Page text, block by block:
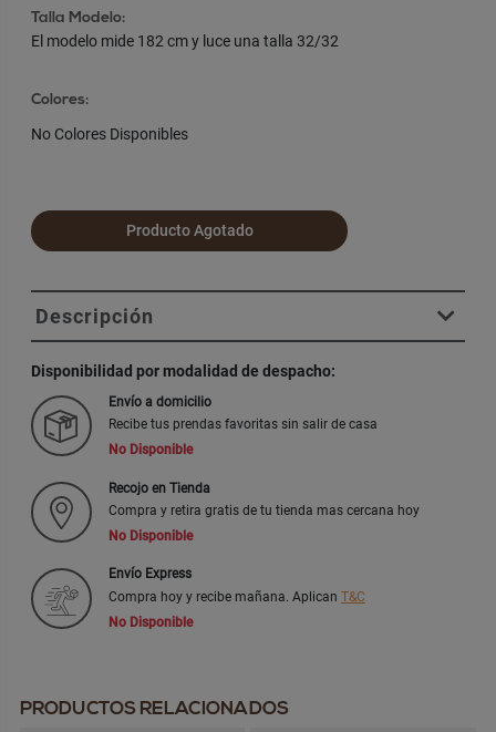
Talla Modelo:
El modelo mide 182 cm y luce una talla 32/32
Colores:
No Colores Disponibles
Producto Agotado
Descripción
Disponibilidad por modalidad de despacho:
Envío a domicilio
Recibe tus prendas favoritas sin salir de casa
No Disponible
Recojo en Tienda
Compra y retira gratis de tu tienda mas cercana hoy
No Disponible
Envío Express
Compra hoy y recibe mañana. Aplican T&C
No Disponible
PRODUCTOS RELACIONADOS